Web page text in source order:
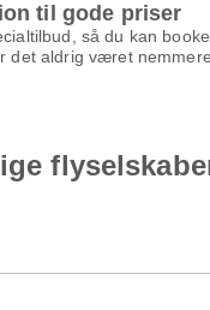
til gode priser
så du kan
det aldrig været